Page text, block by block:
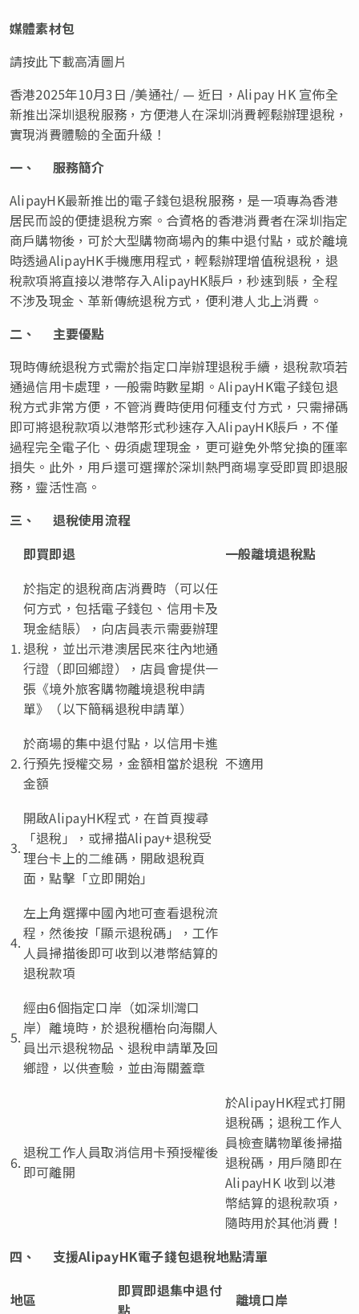
媒體素材包
請按此下載高清圖片
香港2025年10月3日 /美通社/ — 近日，Alipay HK 宣佈全
新推出深圳退稅服務，方便港人在深圳消費輕鬆辦理退稅，
實現消費體驗的全面升級！
一、 服務簡介
AlipayHK最新推出的電子錢包退稅服務，是一項專為香港
居民而設的便捷退稅方案。合資格的香港消費者在深圳指定
商戶購物後，可於大型購物商場內的集中退付點，或於離境
時透過AlipayHK手機應用程式，輕鬆辦理增值稅退稅，退
稅款項將直接以港幣存入AlipayHK賬戶，秒速到賬，全程
不涉及現金、革新傳統退稅方式，便利港人北上消費。
二、 主要優點
現時傳統退稅方式需於指定口岸辦理退稅手續，退稅款項若
通過信用卡處理，一般需時數星期。AlipayHK電子錢包退
稅方式非常方便，不管消費時使用何種支付方式，只需掃碼
即可將退稅款項以港幣形式秒速存入AlipayHK賬戶，不僅
過程完全電子化、毋須處理現金，更可避免外幣兌換的匯率
損失。此外，用戶還可選擇於深圳熱門商場享受即買即退服
務，靈活性高。
三、 退稅使用流程
即買即退
一般離境退稅點
1.
於指定的退稅商店消費時（可以任
何方式，包括電子錢包、信用卡及
現金結賬），向店員表示需要辦理
退稅，並出示港澳居民來往內地通
行證（即回鄉證），店員會提供一
張《境外旅客購物離境退稅申請
單》（以下簡稱退稅申請單）
2.
於商場的集中退付點，以信用卡進
行預先授權交易，金額相當於退稅
金額
不適用
3.
開啟AlipayHK程式，在首頁搜尋
「退稅」，或掃描Alipay+退稅受
理台卡上的二維碼，開啟退稅頁
面，點擊「立即開始」
4.
左上角選擇中國內地可查看退稅流
程，然後按「顯示退稅碼」，工作
人員掃描後即可收到以港幣結算的
退稅款項
5.
經由6個指定口岸（如深圳灣口
岸）離境時，於退稅櫃枱向海關人
員出示退稅物品、退稅申請單及回
鄉證，以供查驗，並由海關蓋章
6.
退稅工作人員取消信用卡預授權後
即可離開
於AlipayHK程式打開
退稅碼；退稅工作人
員檢查購物單後掃描
退稅碼，用戶隨即在
AlipayHK 收到以港
幣結算的退稅款項，
隨時用於其他消費！
四、 支援AlipayHK電子錢包退稅地點清單
地區
即買即退集中退付
點
離境口岸